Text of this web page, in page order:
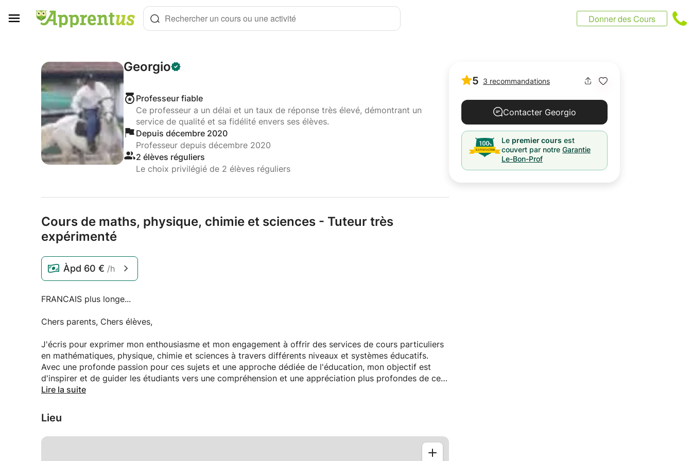
Rechercher un cours ou une activité Donner des Cours
Georgio
Professeur fiable
Ce professeur a un délai et un taux de réponse très élevé, démontrant un
service de qualité et sa fidélité envers ses élèves.
Depuis décembre 2020
Professeur depuis décembre 2020
2 élèves réguliers
Le choix privilégié de 2 élèves réguliers
Cours de maths, physique, chimie et sciences - Tuteur très
expérimenté
Àpd 60 € /h
FRANCAIS plus longe...
Chers parents, Chers élèves,
J'écris pour exprimer mon enthousiasme et mon engagement à offrir des services de cours particuliers
en mathématiques, physique, chimie et sciences à travers différents niveaux et systèmes éducatifs.
Avec une profonde passion pour ces sujets et une approche dédiée de l'éducation, mon objectif est
d'inspirer et de guider les étudiants vers une compréhension et une appréciation plus profondes de ces
disciplines fondamentales.
Mon long et vaste parcours dans le tutorat privé m'a permis d'acquérir une compréhension et une
compétence approfondies pour transmettre efficacement des connaissances à des étudiants ayant des
capacités d'apprentissage diverses.
Grâce à mes efforts de tutorat, je m'efforce non seulement d'élucider des concepts complexes, mais
Lire la suite
Lieu
5 3 recommandations
Contacter Georgio
Le premier cours est
couvert par notre Garantie
Le-Bon-Prof